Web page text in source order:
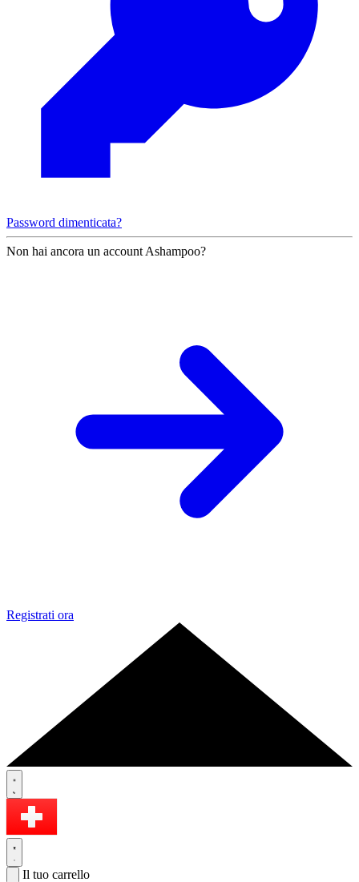
Password dimenticata?
Non hai ancora un account Ashampoo?
Registrati ora
Il tuo carrello